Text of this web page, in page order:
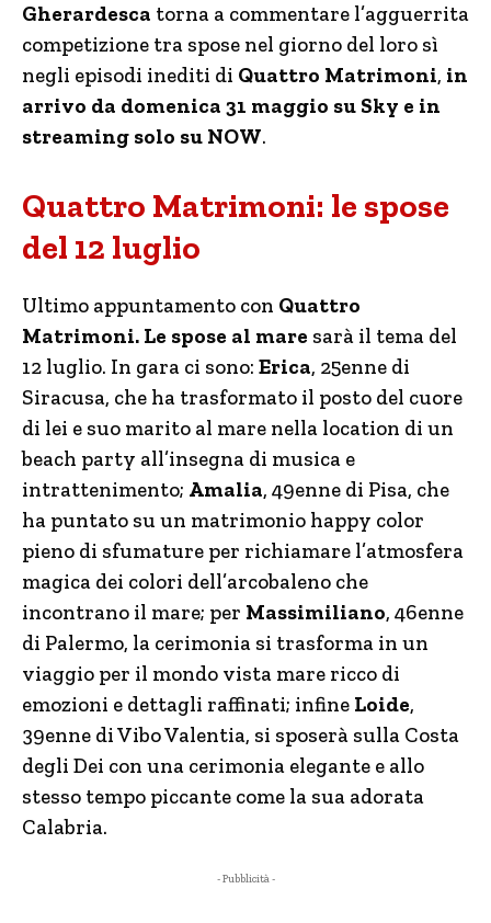
Gherardesca torna a commentare l’agguerrita
competizione tra spose nel giorno del loro sì
negli episodi inediti di Quattro Matrimoni, in
arrivo da domenica 31 maggio su Sky e in
streaming solo su NOW.
Quattro Matrimoni: le spose
del 12 luglio
Ultimo appuntamento con Quattro
Matrimoni. Le spose al mare sarà il tema del
12 luglio. In gara ci sono: Erica, 25enne di
Siracusa, che ha trasformato il posto del cuore
di lei e suo marito al mare nella location di un
beach party all’insegna di musica e
intrattenimento; Amalia, 49enne di Pisa, che
ha puntato su un matrimonio happy color
pieno di sfumature per richiamare l’atmosfera
magica dei colori dell’arcobaleno che
incontrano il mare; per Massimiliano, 46enne
di Palermo, la cerimonia si trasforma in un
viaggio per il mondo vista mare ricco di
emozioni e dettagli raffinati; infine Loide,
39enne di Vibo Valentia, si sposerà sulla Costa
degli Dei con una cerimonia elegante e allo
stesso tempo piccante come la sua adorata
Calabria.
- Pubblicità -